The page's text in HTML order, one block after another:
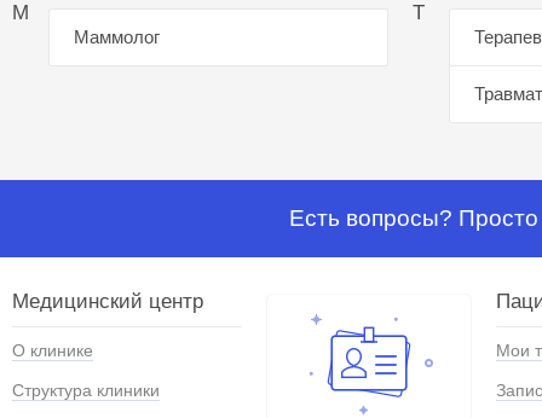
М
Маммолог
Т
Есть вопросы?
Медицинский центр
О клинике
Структура клиники
Мои